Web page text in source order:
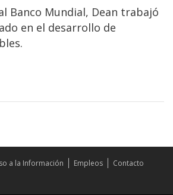
Banco Mundial, Dean trabajó
en el desarrollo de
a la Información Empleos
Contacto